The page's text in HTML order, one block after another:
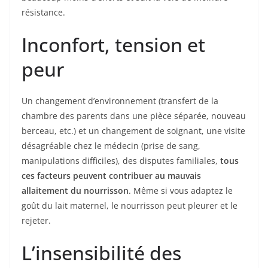
résistance.
Inconfort, tension et
peur
Un changement d’environnement (transfert de la
chambre des parents dans une pièce séparée, nouveau
berceau, etc.) et un changement de soignant, une visite
désagréable chez le médecin (prise de sang,
manipulations difficiles), des disputes familiales, tous
ces facteurs peuvent contribuer au mauvais
allaitement du nourrisson. Même si vous adaptez le
goût du lait maternel, le nourrisson peut pleurer et le
rejeter.
L’insensibilité des